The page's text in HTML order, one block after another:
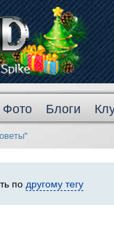
Фото Блоги
по другому тегу